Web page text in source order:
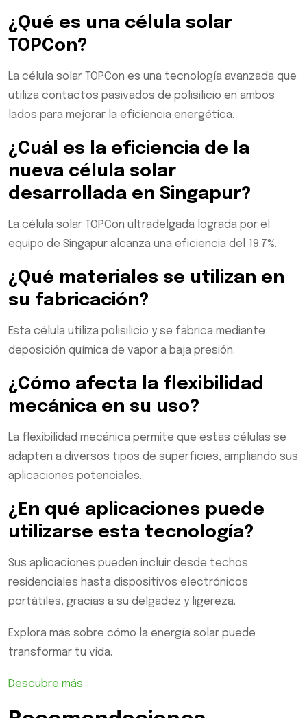
¿Qué es una célula solar
TOPCon?
La célula solar TOPCon es una tecnología avanzada que
utiliza contactos pasivados de polisilicio en ambos
lados para mejorar la eficiencia energética.
¿Cuál es la eficiencia de la
nueva célula solar
desarrollada en Singapur?
La célula solar TOPCon ultradelgada lograda por el
equipo de Singapur alcanza una eficiencia del 19.7%.
¿Qué materiales se utilizan en
su fabricación?
Esta célula utiliza polisilicio y se fabrica mediante
deposición química de vapor a baja presión.
¿Cómo afecta la flexibilidad
mecánica en su uso?
La flexibilidad mecánica permite que estas células se
adapten a diversos tipos de superficies, ampliando sus
aplicaciones potenciales.
¿En qué aplicaciones puede
utilizarse esta tecnología?
Sus aplicaciones pueden incluir desde techos
residenciales hasta dispositivos electrónicos
portátiles, gracias a su delgadez y ligereza.
Explora más sobre cómo la energía solar puede
transformar tu vida.
Descubre más